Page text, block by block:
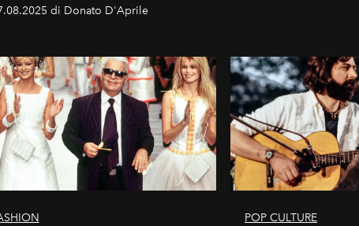
di Donato D'Aprile
POP CULTURE